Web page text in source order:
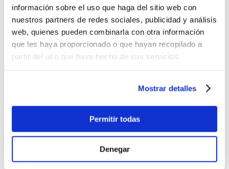
información sobre el uso que haga del sitio web con
nuestros partners de redes sociales, publicidad y análisis
web, quienes pueden combinarla con otra información
que les haya proporcionado o que hayan recopilado a
partir del uso que haya hecho de sus servicios.
Mostrar detalles
Permitir todas
Denegar
Comentario
No se permiten enlaces.
Queremos saber que no eres un robot, por favor responde la
siguiente pregunta